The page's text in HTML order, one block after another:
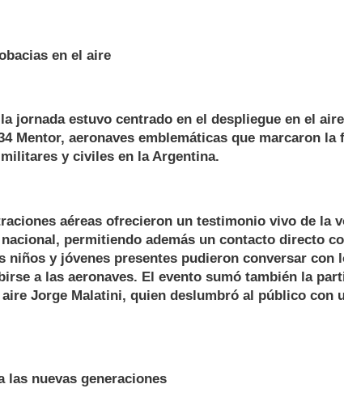
en el aire
jornada estuvo centrado en el despliegue en el
Mentor, aeronaves emblemáticas que marcaron la
y civiles en la Argentina.
aéreas ofrecieron un testimonio vivo de la
permitiendo además un contacto directo
niños y jóvenes presentes pudieron conversar con
a las aeronaves. El evento sumó también la
Jorge Malatini, quien deslumbró al público con
las nuevas generaciones